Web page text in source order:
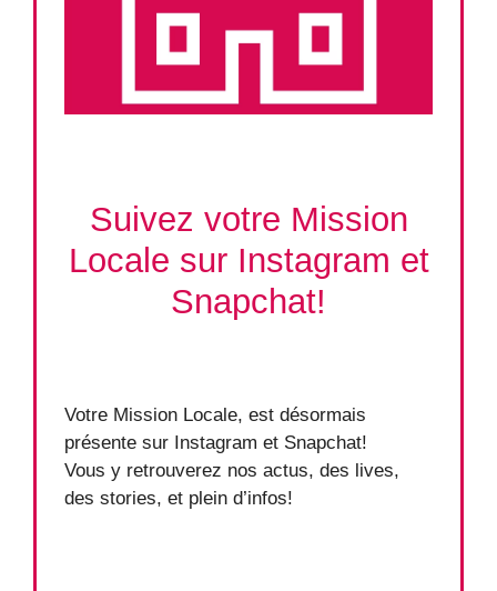
Suivez votre Mission
Locale sur Instagram et
Snapchat!
Votre Mission Locale, est désormais
présente sur Instagram et Snapchat!
Vous y retrouverez nos actus, des lives,
des stories, et plein d’infos!